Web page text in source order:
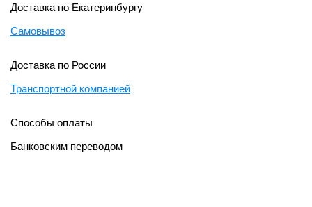
Доставка по Екатеринбургу
Самовывоз
Доставка по России
Транспортной компанией
Способы оплаты
Банковским переводом